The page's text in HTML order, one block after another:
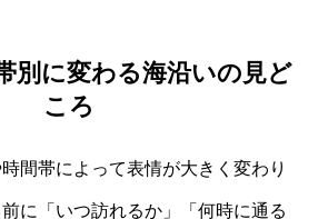
別に変わる海沿いの見ど
ころ
間帯によって表情が大きく変わり
に「いつ訪れるか」「何時に通る